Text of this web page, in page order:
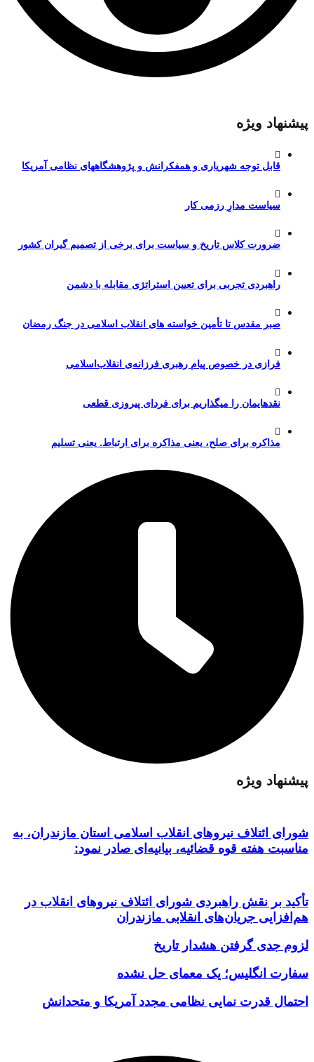
پیشنهاد ویژه
قابل توجه شهریاری و همفکرانش و پژوهشگاههای نظامی آمریکا
سیاست مدارِ رزمی کار
ضرورت کلاس تاریخ و سیاست برای برخی از تصمیم گیران کشور
راهبردی تجربی برای تعیین استراتژی مقابله با دشمن
صبر مقدس تا تأمین خواسته های انقلاب اسلامی در جنگ رمضان
فرازی در خصوص پیام رهبری فرزانه‌ی انقلاب‌اسلامی
نقدهایمان را میگذاریم برای فردای پیروزی قطعی
مذاکره برای صلح، یعنی مذاکره برای ارتباط. یعنی تسلیم
پیشنهاد ویژه
شورای ائتلاف نیروهای انقلاب اسلامی استان مازندران، به
مناسبت هفته قوه قضائیه، بیانیه‌ای صادر نمود:
تأکید بر نقش راهبردی شورای ائتلاف نیروهای انقلاب در
هم‌افزایی جریان‌های انقلابی مازندران
لزوم جدی گرفتن هشدار تاریخ
سفارت انگلیس؛ یک معمای حل نشده
احتمال قدرت نمایی نظامی مجدد آمریکا و متحدانش